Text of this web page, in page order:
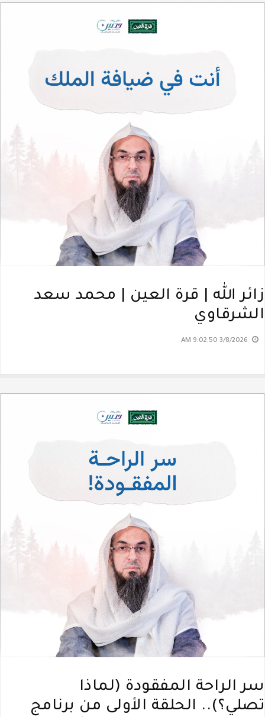
زائر الله | قرة العين | محمد سعد
الشرقاوي
3/8/2026 9:02:50 AM
سر الراحة المفقودة (لماذا
تصلي؟).. الحلقة الأولى من برنامج